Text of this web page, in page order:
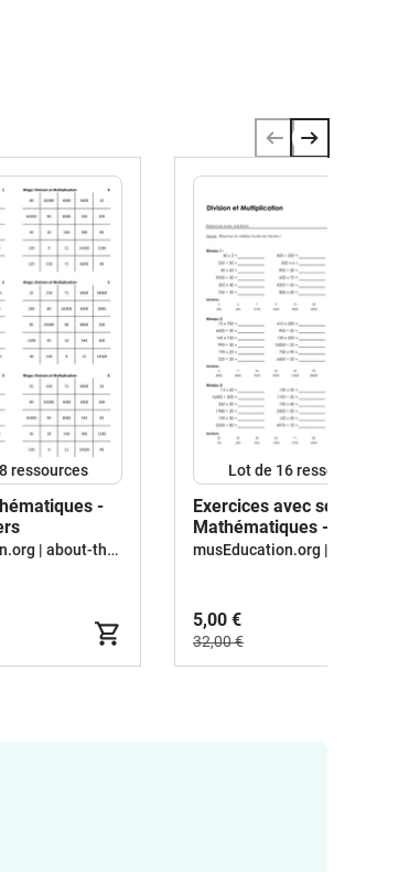
ressources
-
musEducation.org | about-the-world.org
Lot de 16 ressources
Exercices avec solutions -
Mathématiques - thèmes
divers
5,00 €
32,00 €